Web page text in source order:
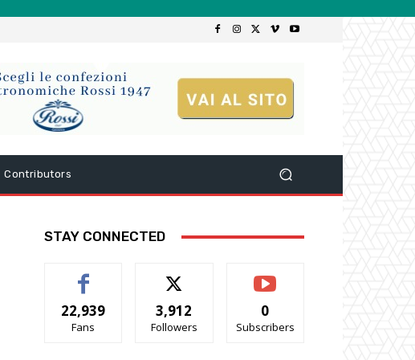
Contributors
STAY CONNECTED
22,939
Fans
3,912
Followers
0
Subscribers